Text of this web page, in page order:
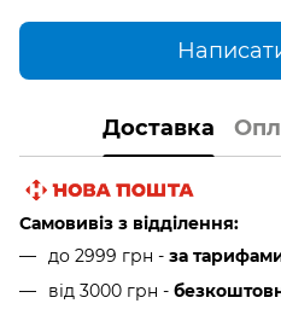
Доставка
Самовивіз з відділення:
до 2999 грн - за
від 3000 грн -